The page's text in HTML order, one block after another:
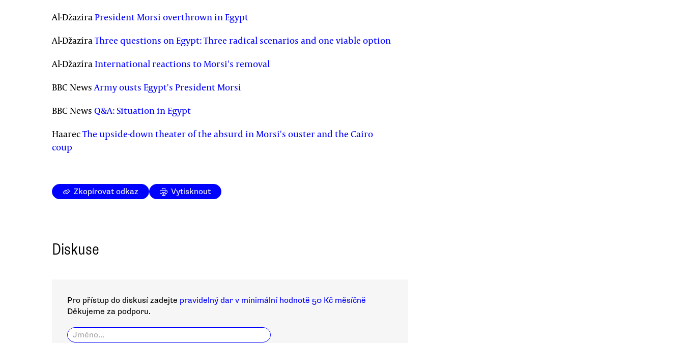
Al-DžazíraPresident Morsi overthrown in Egypt
Al-DžazíraThree questions on Egypt: Three radical scenarios and one viable option
Al-DžazíraInternational reactions to Morsi's removal
BBC NewsArmy ousts Egypt's President Morsi
BBC News Q&A: Situation in Egypt
HaarecThe upside-down theater of the absurd in Morsi's ouster and the Cairo
coup
Zkopírovat odkaz Vytisknout
Diskuse
Pro přístup do diskusí zadejte pravidelný dar v minimální hodnotě 50 Kč měsíčně
Děkujeme za podporu.